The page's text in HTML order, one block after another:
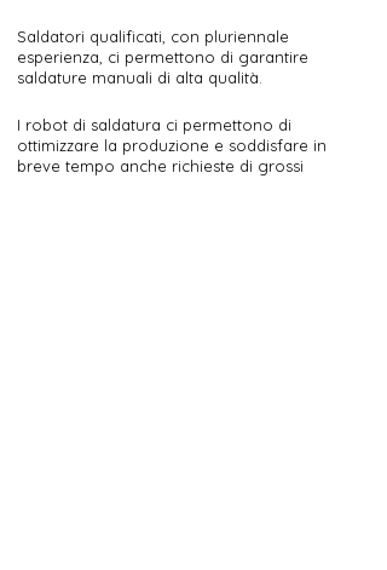
Saldatori qualificati, con pluriennale
esperienza, ci permettono di garantire
saldature manuali di alta qualità.
I robot di saldatura ci permettono di
ottimizzare la produzione e soddisfare in
breve tempo anche richieste di grossi